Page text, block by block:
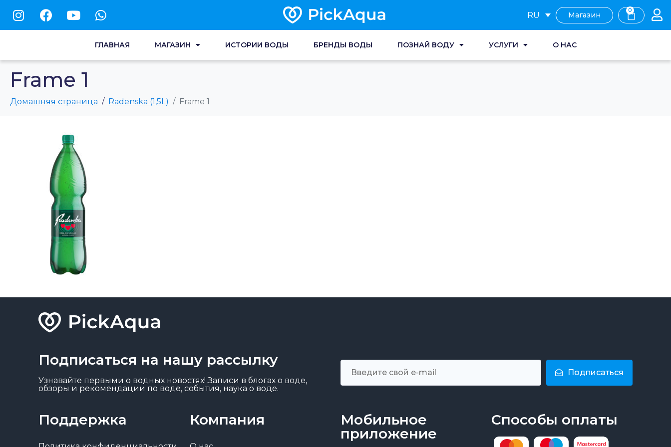
RU Магазин
0
ГЛАВНАЯ МАГАЗИН ИСТОРИИ ВОДЫ БРЕНДЫ ВОДЫ ПОЗНАЙ ВОДУ УСЛУГИ О НАС
Frame 1
Домашняя страница Radenska (1,5L) Frame 1
Подписаться на нашу рассылку
Узнавайте первыми о водных новостях! Записи в блогах о воде,
обзоры и рекомендации по воде, события, наука о воде.
Подписаться
Поддержка Компания
Мобильное
приложение
Способы оплаты